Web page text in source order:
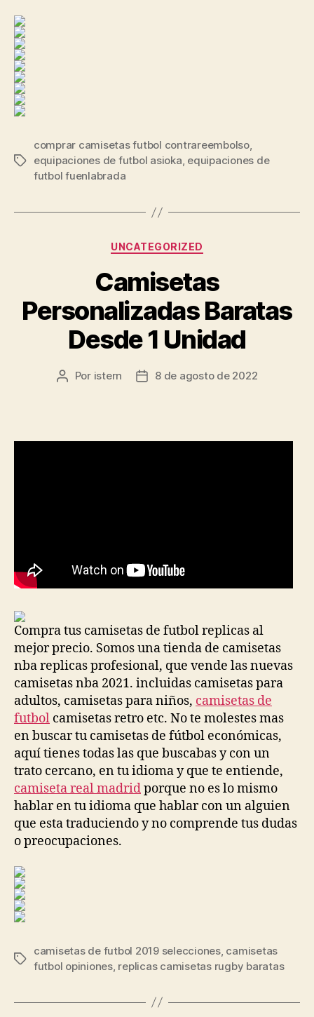
Etiquetas
comprar camisetas futbol contrareembolso,
equipaciones de futbol asioka, equipaciones de
futbol fuenlabrada
Categorías
UNCATEGORIZED
Camisetas
Personalizadas Baratas
Desde 1 Unidad
Autor
Por istern
Fecha8 de agosto de 2022
Compra tus camisetas de futbol replicas al
mejor precio. Somos una tienda de camisetas
nba replicas profesional, que vende las nuevas
camisetas nba 2021. incluidas camisetas para
adultos, camisetas para niños, camisetas de
futbol camisetas retro etc. No te molestes mas
en buscar tu camisetas de fútbol económicas,
aquí tienes todas las que buscabas y con un
trato cercano, en tu idioma y que te entiende,
camiseta real madridporque no es lo mismo
hablar en tu idioma que hablar con un alguien
que esta traduciendo y no comprende tus dudas
o preocupaciones.
Etiquetas
camisetas de futbol 2019 selecciones, camisetas
futbol opiniones, replicas camisetas rugby baratas